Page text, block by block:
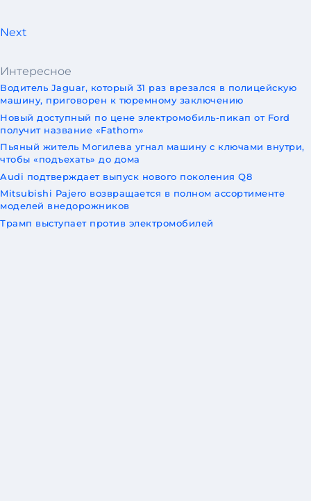
Next
Интересное
Водитель Jaguar, который 31 раз врезался в полицейскую
машину, приговорен к тюремному заключению
Новый доступный по цене электромобиль-пикап от Ford
получит название «Fathom»
Пьяный житель Могилева угнал машину с ключами внутри,
чтобы «подъехать» до дома
Audi подтверждает выпуск нового поколения Q8
Mitsubishi Pajero возвращается в полном ассортименте
моделей внедорожников
Трамп выступает против электромобилей